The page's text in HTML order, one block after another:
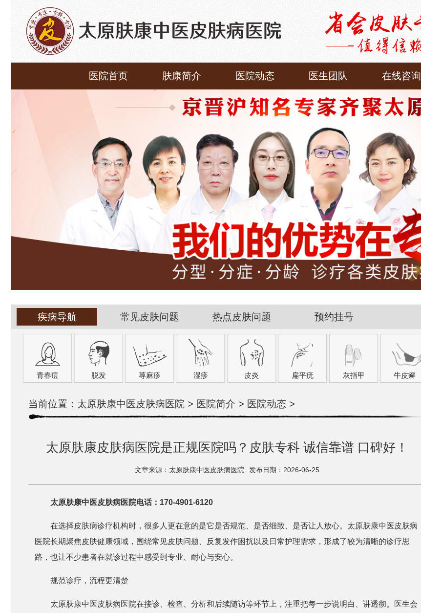
医院首页 肤康简介 医院动态 医生团队 在线咨询
疾病导航 常见皮肤问题 热点皮肤问题 预约挂号
青春痘 脱发 荨麻疹 湿疹 皮炎 扁平疣 灰指甲 牛皮癣
当前位置： 太原肤康中医皮肤病医院 > 医院简介 > 医院动态 >
太原肤康皮肤病医院是正规医院吗？皮肤专科 诚信靠谱 口碑好！
文章来源：太原肤康中医皮肤病医院 发布日期：2026-06-25
太原肤康中医皮肤病医院电话：170-4901-6120
在选择皮肤病诊疗机构时，很多人更在意的是它是否规范、是否细致、是否让人放心。太原肤康中医皮肤病
医院长期聚焦皮肤健康领域，围绕常见皮肤问题、反复发作困扰以及日常护理需求，形成了较为清晰的诊疗思
路，也让不少患者在就诊过程中感受到专业、耐心与安心。
规范诊疗，流程更清楚
太原肤康中医皮肤病医院在接诊、检查、分析和后续随访等环节上，注重把每一步说明白、讲透彻。医生会